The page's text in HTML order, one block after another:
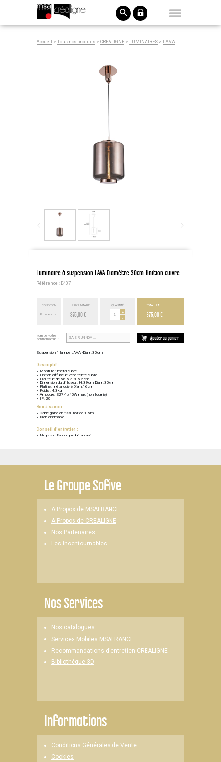
Accueil > Tous nos produits > CREALIGNE > LUMINAIRES > LAVA
Luminaire à suspension LAVA-Diamètre 30cm-Finition cuivre
Référence : E407
CONDITION
Point euros
PRIX UNITAIRE
375,00 €
QUANTITÉ
+
-
TOTAL H.T.
375,00 €
Nom de votre
contremarque :
Ajouter au panier
Suspension 1 lampe LAVA -Diam.30cm
Descriptif :
Monture : métal cuivré
Finition diffuseur: verre teinté cuivré
Hauteur: de 56.5 à 205.5cm
Dimension du diffuseur: H.39cm Diam.30cm
Platine: métal cuivré Diam.16cm
Poids : 4.3kg
Ampoule: E27-1x40W max (non fournie)
IP: 20
Bon à savoir :
Câble gainé en tissu noir de 1.5m
Non dimmable
Conseil d'entretien :
Ne pas utiliser de produit abrasif.
LeGroupe Sofive
A Propos de MSAFRANCE
A Propos de CREALIGNE
Nos Partenaires
Les Incontournables
Nos Services
Nos catalogues
Services Mobiles MSAFRANCE
Recommandations d'entretien CREALIGNE
Bibliothèque 3D
Informations
Conditions Générales de Vente
Cookies